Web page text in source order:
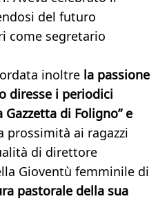
del futuro
come segretario
inoltre la passione
diresse i periodici
di Foligno” e
prossimità ai ragazzi
di direttore
Gioventù femminile di
pastorale della sua